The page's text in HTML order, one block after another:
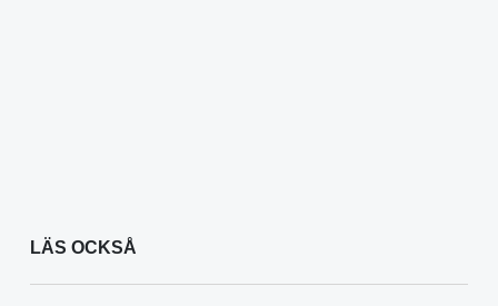
LÄS OCKSÅ